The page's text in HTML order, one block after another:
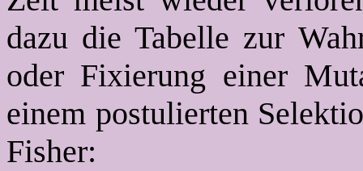
dazu die Tabelle zur
oder Fixierung einer
einem postulierten
Fisher: